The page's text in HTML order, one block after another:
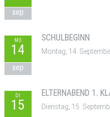
sep
MO
14
sep
SCHULBEGINN
Montag, 14.
DI
15
ELTERNABEND 1.
Dienstag, 15.